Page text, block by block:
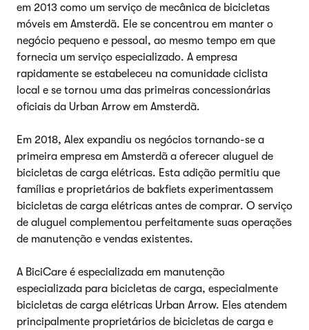
em 2013 como um serviço de mecânica de bicicletas
móveis em Amsterdã. Ele se concentrou em manter o
negócio pequeno e pessoal, ao mesmo tempo em que
fornecia um serviço especializado. A empresa
rapidamente se estabeleceu na comunidade ciclista
local e se tornou uma das primeiras concessionárias
oficiais da Urban Arrow em Amsterdã.
Em 2018, Alex expandiu os negócios tornando-se a
primeira empresa em Amsterdã a oferecer aluguel de
bicicletas de carga elétricas. Esta adição permitiu que
famílias e proprietários de bakfiets experimentassem
bicicletas de carga elétricas antes de comprar. O serviço
de aluguel complementou perfeitamente suas operações
de manutenção e vendas existentes.
A BiciCare é especializada em manutenção
especializada para bicicletas de carga, especialmente
bicicletas de carga elétricas Urban Arrow. Eles atendem
principalmente proprietários de bicicletas de carga e